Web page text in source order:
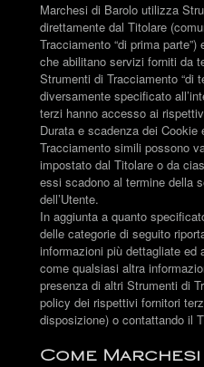
Marchesi di Barolo utilizza
direttamente dal Titolare
Tracciamento “di prima
che abilitano servizi forniti da
Strumenti di Tracciamento “di
diversamente specificato
terzi hanno accesso ai
Durata e scadenza dei
Tracciamento simili possono
impostato dal Titolare o da
essi scadono al termine della
dell’Utente.
In aggiunta a quanto
delle categorie di seguito
informazioni più dettagliate ed
come qualsiasi altra
presenza di altri Strumenti di
policy dei rispettivi fornitori
disposizione) o contattando il
Come